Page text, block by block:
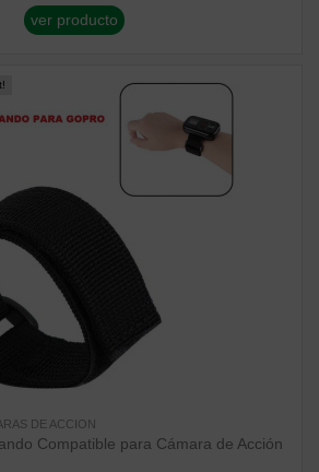
ver producto
DE ACCION
Compatible para Cámara de Acción